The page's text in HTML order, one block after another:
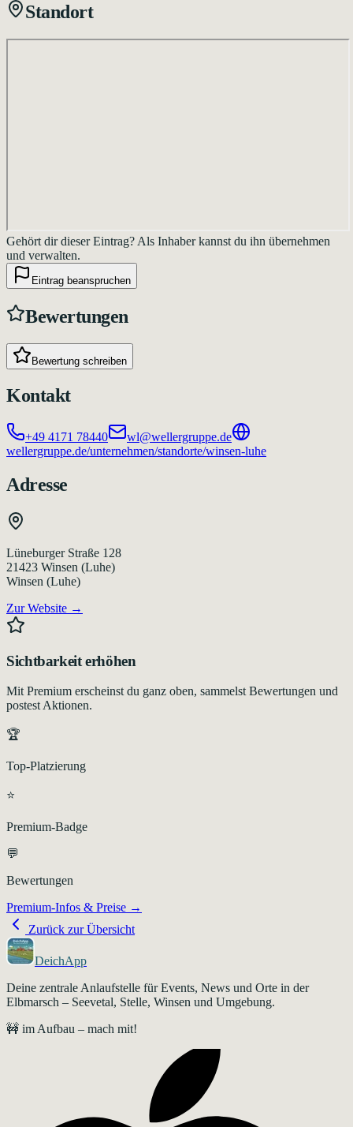
Standort
Gehört dir dieser Eintrag? Als Inhaber kannst du ihn übernehmen
und verwalten.
Eintrag beanspruchen
Bewertungen
Bewertung schreiben
Kontakt
+49 4171 78440
wl@wellergruppe.de
wellergruppe.de/unternehmen/standorte/winsen-luhe
Adresse
Lüneburger Straße 128
21423 Winsen (Luhe)
Winsen (Luhe)
Zur Website →
Sichtbarkeit erhöhen
Mit Premium erscheinst du ganz oben, sammelst Bewertungen und
postest Aktionen.
🏆
Top-Platzierung
⭐
Premium-Badge
💬
Bewertungen
Premium-Infos & Preise →
Zurück zur Übersicht
DeichApp
Deine zentrale Anlaufstelle für Events, News und Orte in der
Elbmarsch – Seevetal, Stelle, Winsen und Umgebung.
🚧 im Aufbau – mach mit!